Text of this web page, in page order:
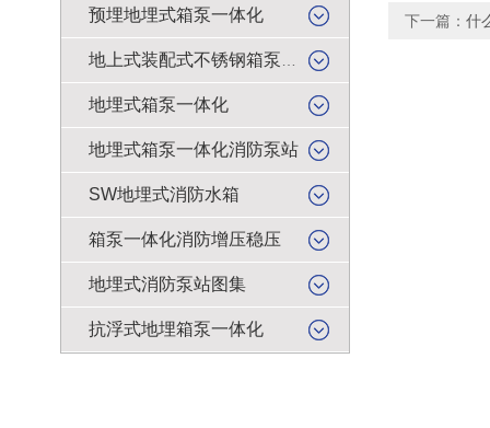
预埋地埋式箱泵一体化
地埋式箱泵一体化
地埋式箱泵一体化消防泵站
SW地埋式消防水箱
箱泵一体化消防增压稳压
地埋式消防泵站图集
抗浮式地埋箱泵一体化
下一篇： 什